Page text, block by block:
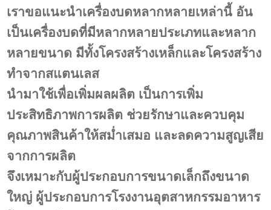
เราขอแนะนำเครื่องบดหลากหลายเหล่านี้ อัน
เป็นเครื่องบดที่มีหลากหลายประเภทและหลาก
หลายขนาด มีทั้งโครงสร้างเหล็กและโครงสร้าง
ทำจากสแตนเลส
นำมาใช้เพื่อเพิ่มผลผลิต เป็นการเพิ่ม
ประสิทธิภาพการผลิต ช่วยรักษาและควบคุม
คุณภาพสินค้าให้สม่ำเสมอ และลดความสูญเสีย
จากการผลิต
จึงเหมาะกับผู้ประกอบการขนาดเล็กถึงขนาด
ใหญ่ ผู้ประกอบการโรงงานอุตสาหกรรมอาหาร